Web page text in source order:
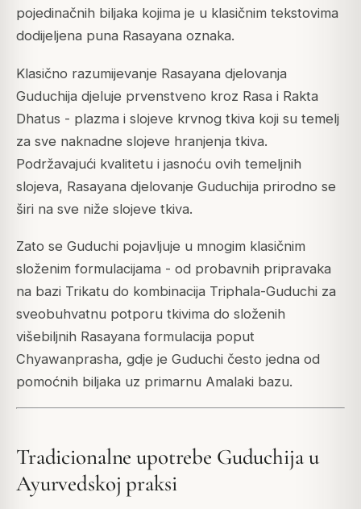
pojedinačnih biljaka kojima je u klasičnim tekstovima
dodijeljena puna Rasayana oznaka.
Klasično razumijevanje Rasayana djelovanja
Guduchija djeluje prvenstveno kroz Rasa i Rakta
Dhatus - plazma i slojeve krvnog tkiva koji su temelj
za sve naknadne slojeve hranjenja tkiva.
Podržavajući kvalitetu i jasnoću ovih temeljnih
slojeva, Rasayana djelovanje Guduchija prirodno se
širi na sve niže slojeve tkiva.
Zato se Guduchi pojavljuje u mnogim klasičnim
složenim formulacijama - od probavnih pripravaka
na bazi Trikatu do kombinacija Triphala-Guduchi za
sveobuhvatnu potporu tkivima do složenih
višebiljnih Rasayana formulacija poput
Chyawanprasha, gdje je Guduchi često jedna od
pomoćnih biljaka uz primarnu Amalaki bazu.
Tradicionalne upotrebe Guduchija u
Ayurvedskoj praksi